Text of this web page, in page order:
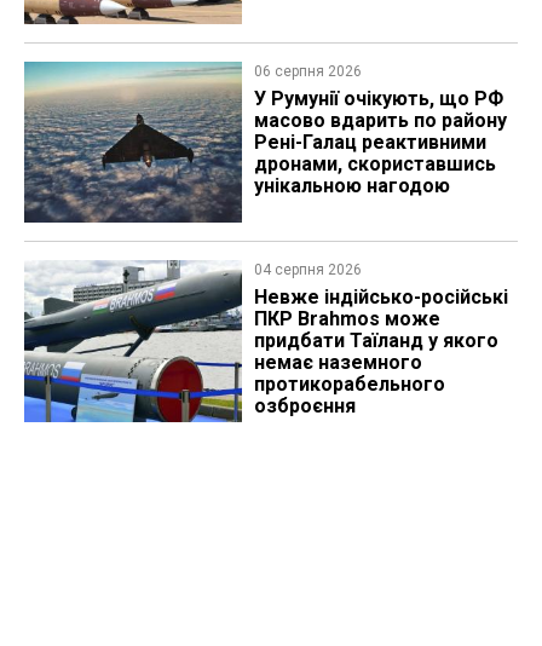
06 серпня 2026
У Румунії очікують, що РФ
масово вдарить по району
Рені-Галац реактивними
дронами, скориставшись
унікальною нагодою
04 серпня 2026
Невже індійсько-російські
ПКР Brahmos може
придбати Таїланд у якого
немає наземного
протикорабельного
озброєння